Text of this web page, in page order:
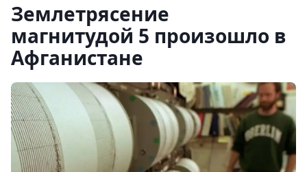
Землетрясение
магнитудой 5 произошло в
Афганистане